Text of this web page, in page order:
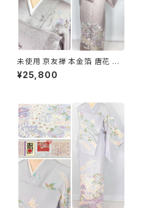
未使用 京友禅 本金箔 唐花 訪
問着 袷 正絹 紫 グレー 白 1165
¥25,800